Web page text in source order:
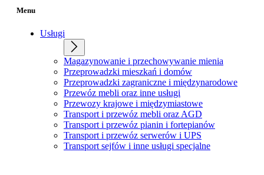
Menu
Usługi
Magazynowanie i przechowywanie mienia
Przeprowadzki mieszkań i domów
Przeprowadzki zagraniczne i międzynarodowe
Przewóz mebli oraz inne usługi
Przewozy krajowe i międzymiastowe
Transport i przewóz mebli oraz AGD
Transport i przewóz pianin i fortepianów
Transport i przewóz serwerów i UPS
Transport sejfów i inne usługi specjalne